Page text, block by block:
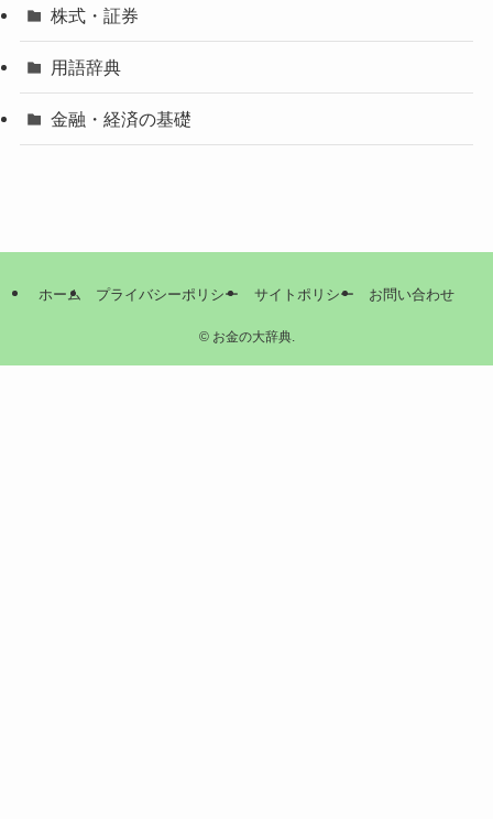
株式・証券
用語辞典
金融・経済の基礎
ホーム プライバシーポリシー サイトポリシー お問い合わせ
©お金の大辞典.